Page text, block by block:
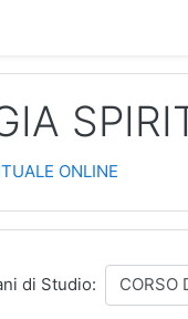
ONLINE
di Studio: